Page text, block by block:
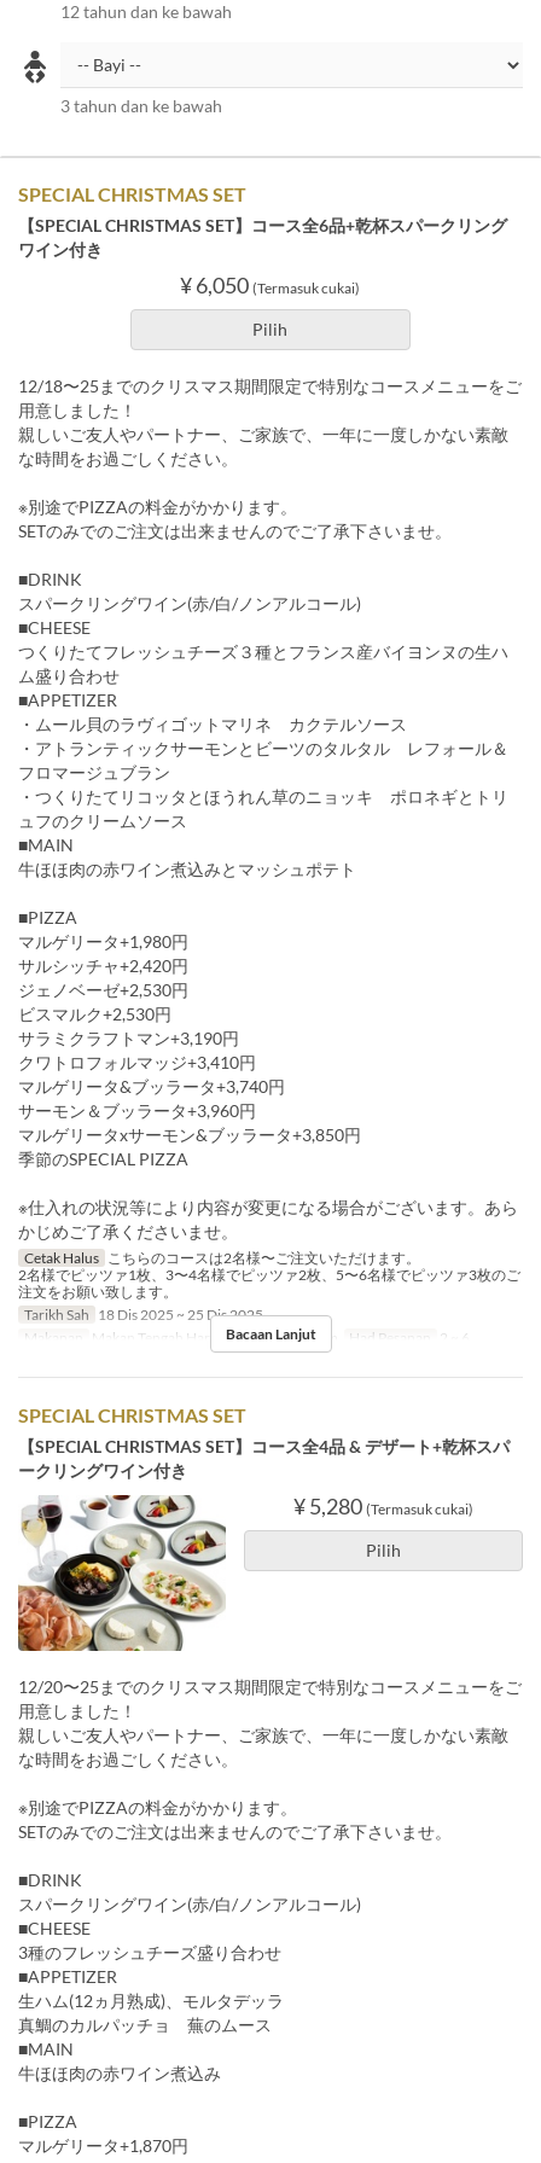
12 tahun dan ke bawah
3 tahun dan ke bawah
SPECIAL CHRISTMAS SET
【SPECIAL CHRISTMAS SET】コース全6品+乾杯スパークリング
ワイン付き
¥ 6,050 (Termasuk cukai)
Pilih
12/18〜25までのクリスマス期間限定で特別なコースメニューをご
用意しました！
親しいご友人やパートナー、ご家族で、一年に一度しかない素敵
な時間をお過ごしください。
※別途でPIZZAの料金がかかります。
SETのみでのご注文は出来ませんのでご了承下さいませ。
■DRINK
スパークリングワイン(赤/白/ノンアルコール)
■CHEESE
つくりたてフレッシュチーズ３種とフランス産バイヨンヌの生ハ
ム盛り合わせ
■APPETIZER
・ムール貝のラヴィゴットマリネ カクテルソース
・アトランティックサーモンとビーツのタルタル レフォール＆
フロマージュブラン
・つくりたてリコッタとほうれん草のニョッキ ポロネギとトリ
ュフのクリームソース
■MAIN
牛ほほ肉の赤ワイン煮込みとマッシュポテト
■PIZZA
マルゲリータ+1,980円
サルシッチャ+2,420円
ジェノベーゼ+2,530円
ビスマルク+2,530円
サラミクラフトマン+3,190円
クワトロフォルマッジ+3,410円
マルゲリータ&ブッラータ+3,740円
サーモン＆ブッラータ+3,960円
マルゲリータxサーモン&ブッラータ+3,850円
季節のSPECIAL PIZZA
※仕入れの状況等により内容が変更になる場合がございます。あら
かじめご了承くださいませ。
Cetak Halus こちらのコースは2名様〜ご注文いただけます。
2名様でピッツァ1枚、3〜4名様でピッツァ2枚、5〜6名様でピッツァ3枚のご
注文をお願い致します。
Tarikh Sah 18 Dis 2025 ~ 25 Dis 2025
Makanan
Makan Tengah Hari, Teh, Makan Malam Had Pesanan 2 ~ 6
Bacaan Lanjut
SPECIAL CHRISTMAS SET
【SPECIAL CHRISTMAS SET】コース全4品 & デザート+乾杯スパ
ークリングワイン付き
¥ 5,280 (Termasuk cukai)
Pilih
12/20〜25までのクリスマス期間限定で特別なコースメニューをご
用意しました！
親しいご友人やパートナー、ご家族で、一年に一度しかない素敵
な時間をお過ごしください。
※別途でPIZZAの料金がかかります。
SETのみでのご注文は出来ませんのでご了承下さいませ。
■DRINK
スパークリングワイン(赤/白/ノンアルコール)
■CHEESE
3種のフレッシュチーズ盛り合わせ
■APPETIZER
生ハム(12ヵ月熟成)、モルタデッラ
真鯛のカルパッチョ 蕪のムース
■MAIN
牛ほほ肉の赤ワイン煮込み
■PIZZA
マルゲリータ+1,870円